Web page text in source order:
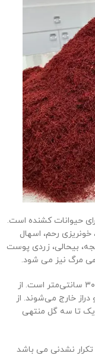
حیوانات کشنده است.
خونریزی رحم، اسهال
بیحالی، زردی پوست
مرگ نیز می شود.
زعفران گیاهی کوچک و چندساله به ارتفاع ۱۰ تا ۳۰ سانتی‌متر است. از
خارج می‌شوند. از
یک تا سه گل منتهی
تکرار نشدنی می باشد